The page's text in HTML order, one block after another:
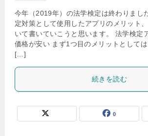
今年（2019年）の法学検定は終わりまし
定対策として使用したアプリのメリット
いて書いていこうと思います。 法学検定
価格が安い まず1つ目のメリットとして
[…]
続きを読む
0